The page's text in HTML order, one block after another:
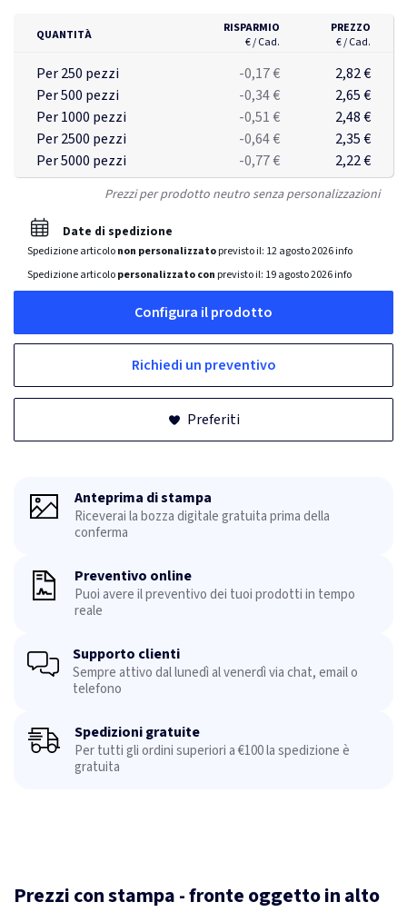
QUANTITÀ
RISPARMIO
€ / Cad.
PREZZO
€ / Cad.
Per 250 pezzi -0,17 €
2,82 €
Per 500 pezzi
-0,34 €
2,65 €
Per 1000 pezzi
-0,51 €
2,48 €
Per 2500 pezzi
-0,64 €
2,35 €
Per 5000 pezzi
-0,77 € 2,22 €
Prezzi per prodotto neutro senza personalizzazioni
Date di spedizione
Spedizione articolonon personalizzatoprevisto il: 12 agosto 2026info
Spedizione articolopersonalizzato con previsto il: 19 agosto 2026info
Configura il prodotto
Richiedi un preventivo
Preferiti
Anteprima di stampa
Riceverai la bozza digitale gratuita prima della
conferma
Preventivo online
Puoi avere il preventivo dei tuoi prodotti in tempo
reale
Supporto clienti
Sempre attivo dal lunedì al venerdì via chat, email o
telefono
Spedizioni gratuite
Per tutti gli ordini superiori a €100 la spedizione è
gratuita
Prezzi con stampa - fronte oggetto in alto